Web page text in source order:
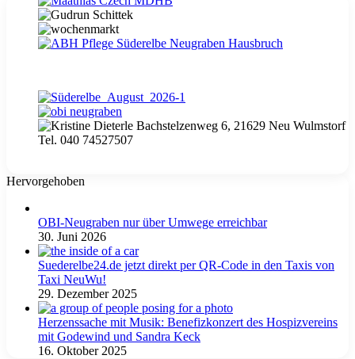
Hervorgehoben
OBI-Neugraben nur über Umwege erreichbar
30. Juni 2026
Suederelbe24.de jetzt direkt per QR-Code in den Taxis von
Taxi NeuWu!
29. Dezember 2025
Herzenssache mit Musik: Benefizkonzert des Hospizvereins
mit Godewind und Sandra Keck
16. Oktober 2025